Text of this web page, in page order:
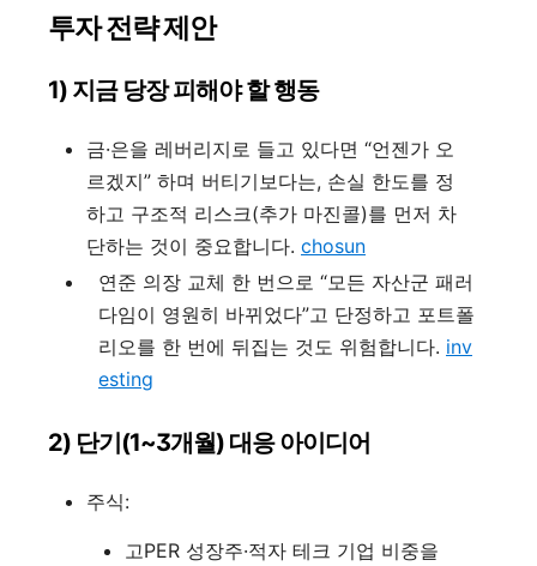
투자 전략 제안
1) 지금 당장 피해야 할 행동
금·은을 레버리지로 들고 있다면 “언젠가 오
르겠지” 하며 버티기보다는, 손실 한도를 정
하고 구조적 리스크(추가 마진콜)를 먼저 차
단하는 것이 중요합니다. chosun
연준 의장 교체 한 번으로 “모든 자산군 패러
다임이 영원히 바뀌었다”고 단정하고 포트폴
리오를 한 번에 뒤집는 것도 위험합니다. inv
esting
2) 단기(1~3개월) 대응 아이디어
주식:
고PER 성장주·적자 테크 기업 비중을